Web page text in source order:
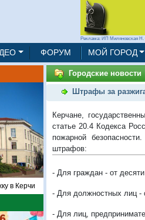
Реклама: ИП Миляновская Н.
ФОРУМ МОЙ ГОРОД
в Керчи
Городские новости
Штрафы за
Керчане,
статье 20.4 Кодекса
пожарной
штрафов:
- Для граждан - от
- Для должностных лиц -
- Для лиц,